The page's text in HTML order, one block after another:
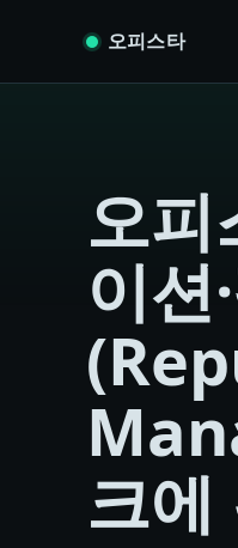
오피스타
오피
이션
크에